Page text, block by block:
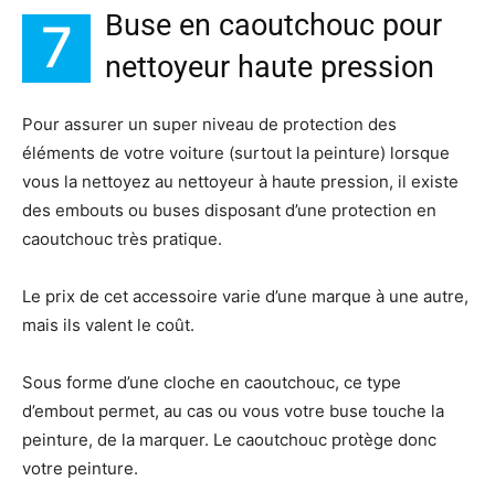
7
Buse en caoutchouc pour
nettoyeur haute pression
Pour assurer un super niveau de protection des
éléments de votre voiture (surtout la peinture) lorsque
vous la nettoyez au nettoyeur à haute pression, il existe
des embouts ou buses disposant d’une protection en
caoutchouc très pratique.
Le prix de cet accessoire varie d’une marque à une autre,
mais ils valent le coût.
Sous forme d’une cloche en caoutchouc, ce type
d’embout permet, au cas ou vous votre buse touche la
peinture, de la marquer. Le caoutchouc protège donc
votre peinture.